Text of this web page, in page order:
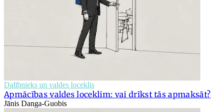
Dalībnieks un valdes loceklis
Apmācības valdes loceklim: vai drīkst tās apmaksāt?
Jānis Danga-Guobis